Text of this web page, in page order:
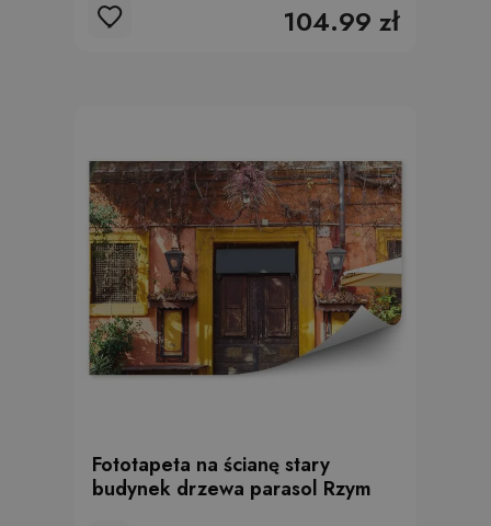
104.99 zł
Fototapeta na ścianę stary
budynek drzewa parasol Rzym